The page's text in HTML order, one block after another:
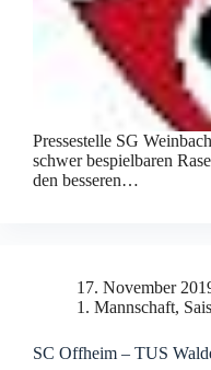
Pressestelle SG
schwer bespielbaren
den besseren…
17. November
1. Mannschaft,
SC Offheim – TUS